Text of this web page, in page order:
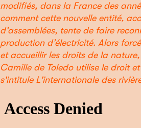
modifiés, dans la France des
comment cette nouvelle entité,
d’assemblées, tente de faire
production d’électricité. Alors
et accueillir les droits de la
Camille de Toledo utilise le droit
s'intitule L'internationale des